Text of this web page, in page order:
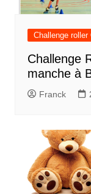
Challenge roller
Challenge
manche à
Franck